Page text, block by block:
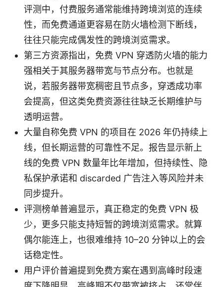
评测中，付费服务通常能维持跨境浏览的连续
性，而免费通道更容易在防火墙检测下断线，
往往只能完成偶发性的跨境浏览需求。
第三方资源指出，免费 VPN 穿透防火墙的能力
强相关于其服务器带宽与节点分布。也就是
说，若服务器带宽稠密且节点多，穿透成功率
会提高，但这类免费资源往往缺乏长期维护与
透明运营。
大量自称免费 VPN 的项目在 2026 年仍持续上
线，但长期运营的可靠性不足。报告显示新上
线的免费 VPN 数量年比年增加，但持续性、隐
私保护承诺和 discarded 广告注入等风险并未
同步提升。
评测榜单普遍显示，真正稳定的免费 VPN 极
少，更多只能支持短暂的跨境浏览需求。就算
偶尔能连上，也很难维持 10–20 分钟以上的会
话稳定性。
用户评价普遍提到免费方案在遇到高峰时段速